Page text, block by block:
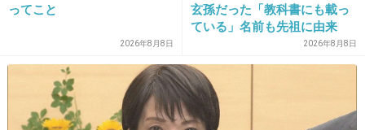
まあ意味は分かんないけどもさすがに「死ね」は言い過ぎ
大島優子の『熱狂して』発言をコラムニス
トが批判。「死ぬまで自分に熱狂してろ。
ってこと
2026年8月8日
玄孫だった「教科書にも載っ
ている」名前も先祖に由来
2026年8月8日